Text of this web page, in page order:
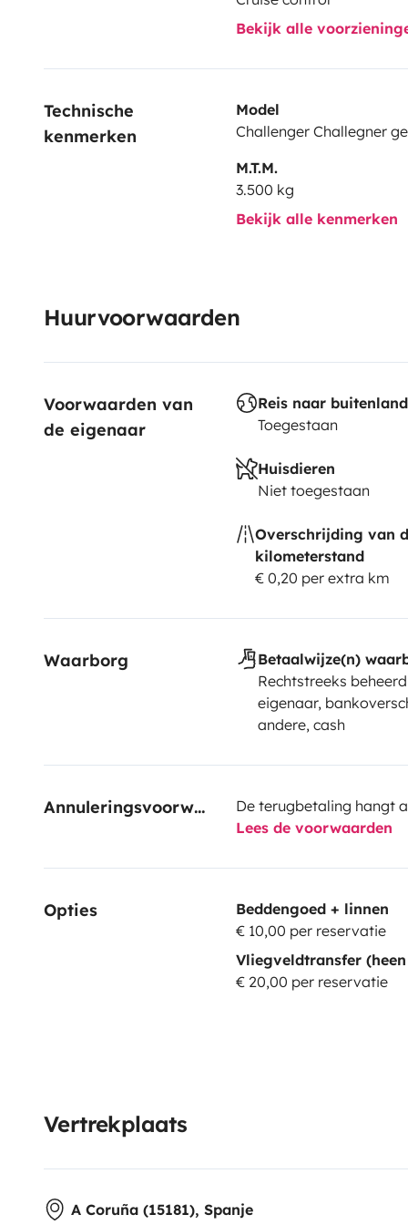
Bekijk alle
Technische
kenmerken
Model
Challenger Challegner
M.T.M.
3.500 kg
Bekijk alle kenmerken
Huurvoorwaarden
Voorwaarden van
de eigenaar
Reis naar buitenland
Toegestaan
Huisdieren
Niet toegestaan
Overschrijding van
kilometerstand
€ 0,20 per extra km
Waarborg
Betaalwijze(n)
Rechtstreeks
eigenaar,
andere, cash
Annuleringsvoorwaarden
De terugbetaling hangt
Lees de voorwaarden
Opties
Beddengoed + linnen
€ 10,00 per reservatie
Vliegveldtransfer
€ 20,00 per reservatie
Vertrekplaats
A Coruña (15181), Spanje